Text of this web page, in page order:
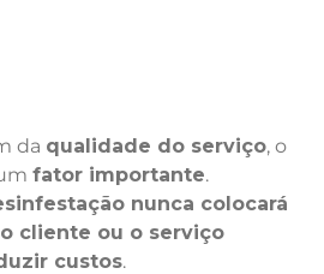
da qualidade do serviço, o
fator importante.
nunca colocará
cliente ou o serviço
custos.